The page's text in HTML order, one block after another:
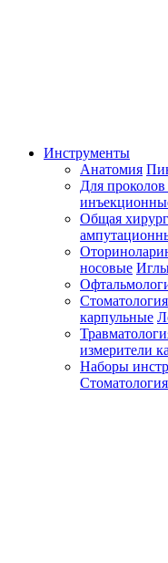
Инструменты
Анатомия
Для
Общая
носовые
Стоматология
карпульные
измерители
Наборы
Стоматология